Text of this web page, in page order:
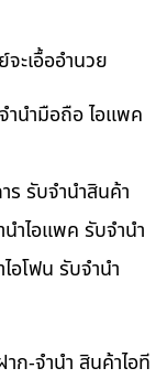
ะเอื้ออำนวย
ำนำมือถือ ไอแพค
ร รับจำนำสินค้า
ำไอแพค รับจำนำ
อโฟน รับจำนำ
ก-จำนำ สินค้าไอที